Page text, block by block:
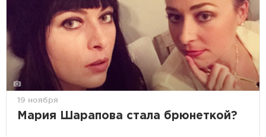
19 ноября
Мария Шарапова стала брюнеткой?